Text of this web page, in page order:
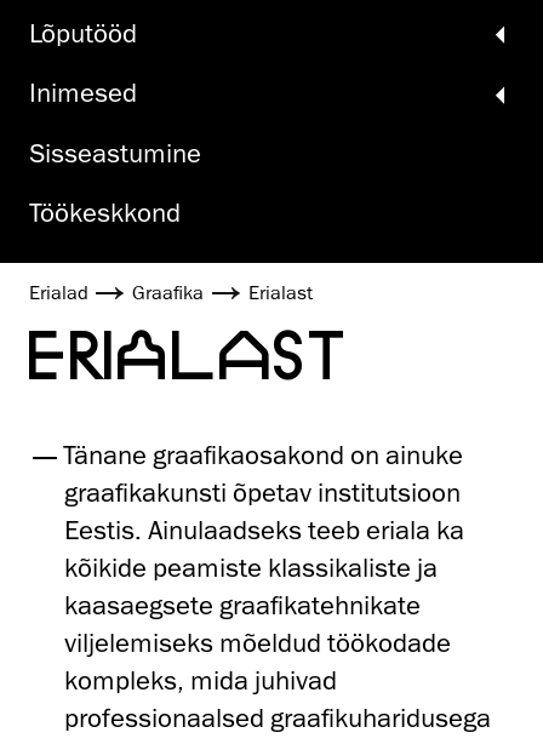
Lõputööd
Inimesed
Sisseastumine
Töökeskkond
Erialad Graafika Erialast
ERIALAST
Tänane graafikaosakond on ainuke
graafikakunsti õpetav institutsioon
Eestis. Ainulaadseks teeb eriala ka
kõikide peamiste klassikaliste ja
kaasaegsete graafikatehnikate
viljelemiseks mõeldud töökodade
kompleks, mida juhivad
professionaalsed graafikuharidusega